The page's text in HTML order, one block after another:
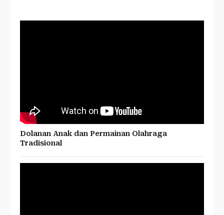
Dolanan Anak dan Permainan Olahraga
Tradisional